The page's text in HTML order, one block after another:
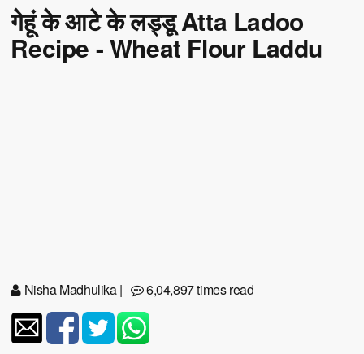
गेहूं के आटे के लड्डू Atta Ladoo
Recipe - Wheat Flour Laddu
Nisha Madhulika| 6,04,897 times read